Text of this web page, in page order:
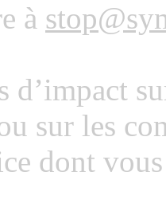
à
d’impact
sur les
dont